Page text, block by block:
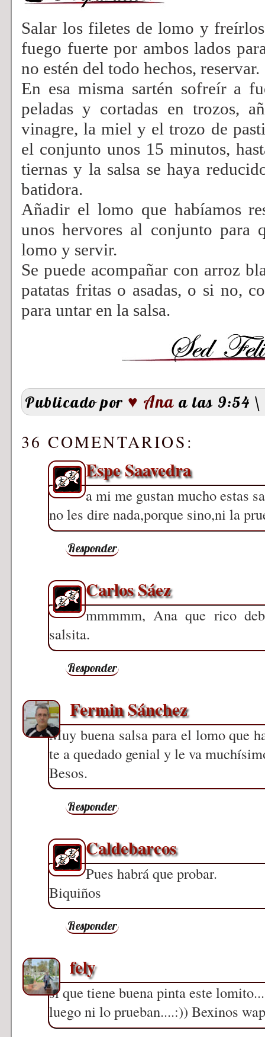
Salar los filetes de lomo y
fuego fuerte por ambos lados
no estén del todo hechos, reservar.
En esa misma sartén sofreír a
peladas y cortadas en trozos,
vinagre, la miel y el trozo de
el conjunto unos 15 minutos,
tiernas y la salsa se haya
batidora.
Añadir el lomo que habíamos
unos hervores al conjunto para
lomo y servir.
Se puede acompañar con arroz
patatas fritas o asadas, o si no,
para untar en la salsa.
Publicado por ♥ Ana a las 9:54 \
36 COMENTARIOS:
Espe Saavedra
a mi me gustan mucho estas
no les dire nada,porque sino,ni la
Responder
Carlos Sáez
mmmmm, Ana que rico
salsita.
Responder
Fermin Sánchez
Muy buena salsa para el lomo que
te a quedado genial y le va
Besos.
Responder
Caldebarcos
Pues habrá que probar.
Biquiños
Responder
fely
si que tiene buena pinta este
luego ni lo prueban....:)) Bexinos